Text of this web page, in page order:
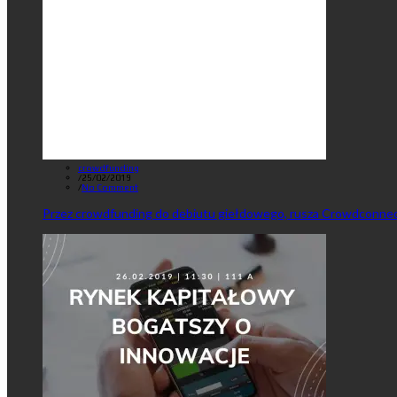
crowdfunding
/25/02/2019
/No Comment
Przez crowdfunding do debiutu giełdowego, rusza